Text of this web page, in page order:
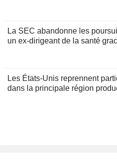
La SEC abandonne les
un ex-dirigeant de la santé
Les États-Unis reprennent
dans la principale région